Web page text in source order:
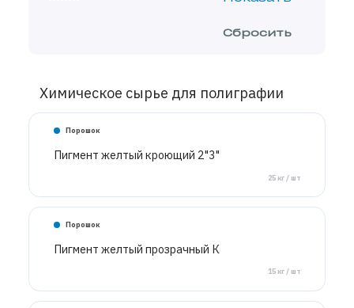
Химическое сырье для полиграфии
Порошок
Пигмент желтый кроющий 2"3"
25 кг / шт
Порошок
Пигмент желтый прозрачный К
15 кг / шт